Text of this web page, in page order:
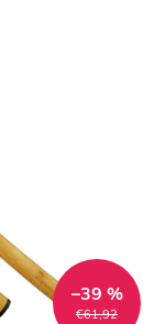
€61,92
–39 %